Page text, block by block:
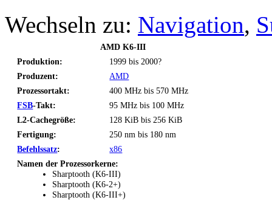
Wechseln zu: Navigation,
AMD K6-III
Produktion:
1999 bis 2000?
Produzent:
AMD
Prozessortakt:
400 MHz bis 570 MHz
FSB-Takt:
95 MHz bis 100 MHz
L2-Cachegröße:
128 KiB bis 256 KiB
Fertigung:
250 nm bis 180 nm
Befehlssatz:
x86
Namen der Prozessorkerne:
Sharptooth (K6-III)
Sharptooth (K6-2+)
Sharptooth (K6-III+)